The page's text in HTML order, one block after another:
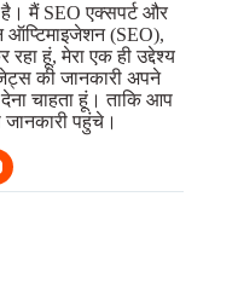
है। मैं SEO एक्सपर्ट और
ऑप्टिमाइजेशन (SEO),
हूं, मेरा एक ही उद्देश्य
की जानकारी अपने
चाहता हूं। ताकि आप
पहुंचे।